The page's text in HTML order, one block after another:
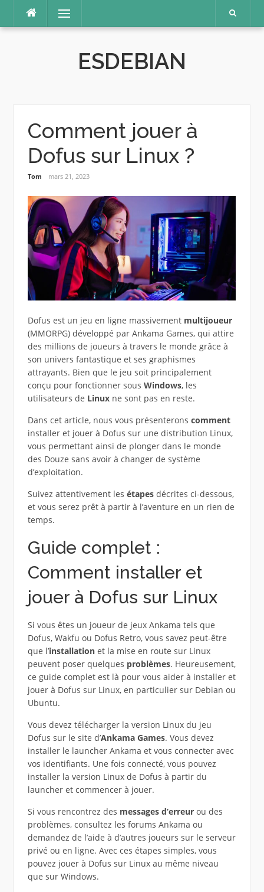
contenu
Menu
ESDEBIAN
Comment jouer à
Dofus sur Linux ?
Tom mars 21, 2023
Dofus est un jeu en ligne massivement multijoueur
(MMORPG) développé par Ankama Games, qui attire
des millions de joueurs à travers le monde grâce à
son univers fantastique et ses graphismes
attrayants. Bien que le jeu soit principalement
conçu pour fonctionner sous Windows, les
utilisateurs de Linux ne sont pas en reste.
Dans cet article, nous vous présenterons comment
installer et jouer à Dofus sur une distribution Linux,
vous permettant ainsi de plonger dans le monde
des Douze sans avoir à changer de système
d’exploitation.
Suivez attentivement les étapes décrites ci-dessous,
et vous serez prêt à partir à l’aventure en un rien de
temps.
Guide complet :
Comment installer et
jouer à Dofus sur Linux
Si vous êtes un joueur de jeux Ankama tels que
Dofus, Wakfu ou Dofus Retro, vous savez peut-être
que l’installationet la mise en route sur Linux
peuvent poser quelques problèmes. Heureusement,
ce guide complet est là pour vous aider à installer et
jouer à Dofus sur Linux, en particulier sur Debian ou
Ubuntu.
Vous devez télécharger la version Linux du jeu
Dofus sur le site d’Ankama Games. Vous devez
installer le launcher Ankama et vous connecter avec
vos identifiants. Une fois connecté, vous pouvez
installer la version Linux de Dofus à partir du
launcher et commencer à jouer.
Si vous rencontrez des messages d’erreurou des
problèmes, consultez les forums Ankama ou
demandez de l’aide à d’autres joueurs sur le serveur
privé ou en ligne. Avec ces étapes simples, vous
pouvez jouer à Dofus sur Linux au même niveau
que sur Windows.